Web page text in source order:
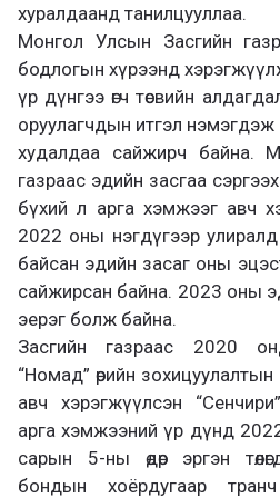
хуралдаанд танилцууллаа.
Монгол Улсын Засгийн
бодлогын хүрээнд
үр дүнгээ өгч төсвийн
оруулагчдын итгэл
худалдаа сайжирч байна.
газраас эдийн засгаа
бүхий л арга хэмжээг авч
2022 оны нэгдүгээр
байсан эдийн засаг оны
сайжирсан байна. 2023 оны
эерэг болж байна.
Засгийн газраас 2020
“Номад” өрийн
авч хэрэгжүүлсэн
арга хэмжээний үр дүнд
сарын 5-ны өдөр эргэн
бондын хоёрдугаар